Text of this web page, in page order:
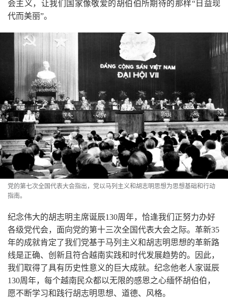
会主义，让我们国家像敬爱的胡伯伯所期待的那样“日益现
代而美丽”。
党的第七次全国代表大会指出，党以马列主义和胡志明思想为思想基础和行动
指南。
纪念伟大的胡志明主席诞辰130周年，恰逢我们正努力办好
各级党代会，面向党的第十三次全国代表大会之际。革新35
年的成就肯定了我们党基于马列主义和胡志明思想的革新路
线是正确、创新且符合越南实践和时代发展趋势的。因此，
我们取得了具有历史性意义的巨大成就。纪念他老人家诞辰
130周年，每个越南民众都以无限的感恩之心缅怀胡伯伯，
愿不断学习和践行胡志明思想、道德、风格。